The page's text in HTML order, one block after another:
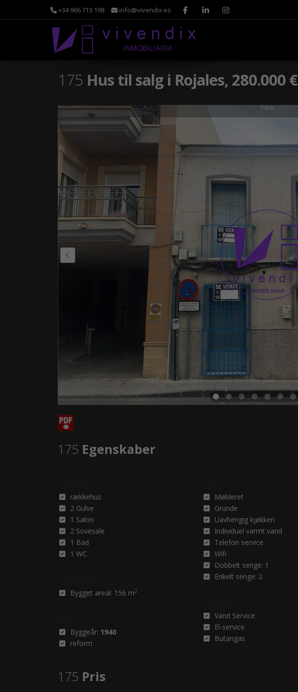
+34 966 713 198 info@vivendix.es
175 Hus til salg i Rojales, 280.000 €
Ydre
175 Egenskaber
rækkehus
2 Gulve
1 Salon
2 Sovesale
1 Bad
1 WC
Bygget areal: 156 m2
Byggeår: 1940
reform
Møbleret
Grunde
Uavhengig kjøkken
Individuel varmt vand
Telefon service
Wifi
Dobbelt senge: 1
Enkelt senge: 2
Vand Service
El-service
Butangas
175 Pris